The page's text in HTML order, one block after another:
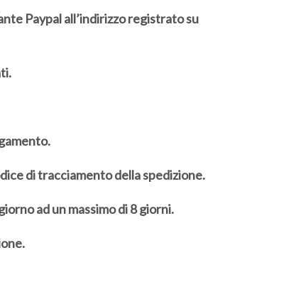
Paypal all’indirizzo registrato su
di tracciamento della spedizione.
ad un massimo di 8 giorni.